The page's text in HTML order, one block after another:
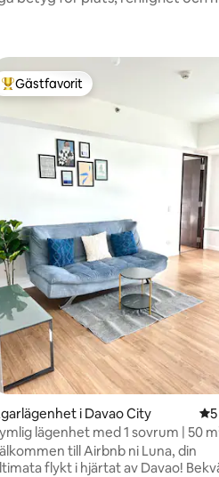
betyg, 154 omdömen
Populär gästfavorit
Gästfavorit
i Davao City 5
lägenhet med 1 sovrum | 50
Abreeza Malltill Airbnb ni Luna, din
flykt i hjärtat av Davao!